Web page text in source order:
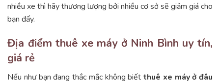
nhiều xe thì hãy thương lượng bởi nhiều cơ sở sẽ giảm giá cho
bạn đấy.
Địa điểm thuê xe máy ở Ninh Bình uy tín,
giá rẻ
Nếu như bạn đang thắc mắc không biết thuê xe máy ở đâu